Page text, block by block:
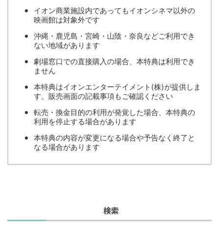
イオン商業施設内であってもイオンシネマ以外の
映画館は対象外です
沖縄・鹿児島・宮崎・山陰・奈良などご利用でき
ない地域があります
劇場窓口での直接購入の場合、本特典は利用でき
ません
本特典はイオンエンターテイメント(株)が提供しま
す。販売画面の記載事項もご確認ください
転売・換金目的の利用が発覚した場合、本特典の
利用を停止する場合があります
本特典の内容が変更になる場合や予告なく終了と
なる場合があります
検索